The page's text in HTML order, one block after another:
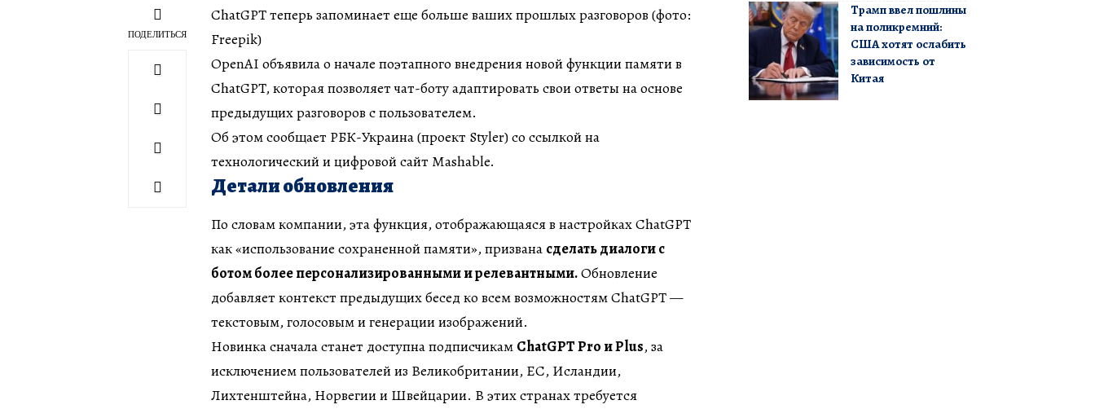
ПОДЕЛИТЬСЯ
ChatGPT теперь запоминает еще больше ваших прошлых разговоров (фото:
Freepik)
OpenAI объявила о начале поэтапного внедрения новой функции памяти в
ChatGPT, которая позволяет чат-боту адаптировать свои ответы на основе
предыдущих разговоров с пользователем.
Об этом сообщает РБК-Украина (проект Styler) со ссылкой на
технологический и цифровой сайт Mashable.
Детали обновления
По словам компании, эта функция, отображающаяся в настройках ChatGPT
как «использование сохраненной памяти», призвана сделать диалоги с
ботом более персонализированными и релевантными.Обновление
добавляет контекст предыдущих бесед ко всем возможностям ChatGPT —
текстовым, голосовым и генерации изображений.
Новинка сначала станет доступна подписчикам ChatGPT Pro и Plus, за
исключением пользователей из Великобритании, ЕС, Исландии,
Лихтенштейна, Норвегии и Швейцарии. В этих странах требуется
Трамп ввел пошлины
на поликремний:
США хотят ослабить
зависимость от
Китая